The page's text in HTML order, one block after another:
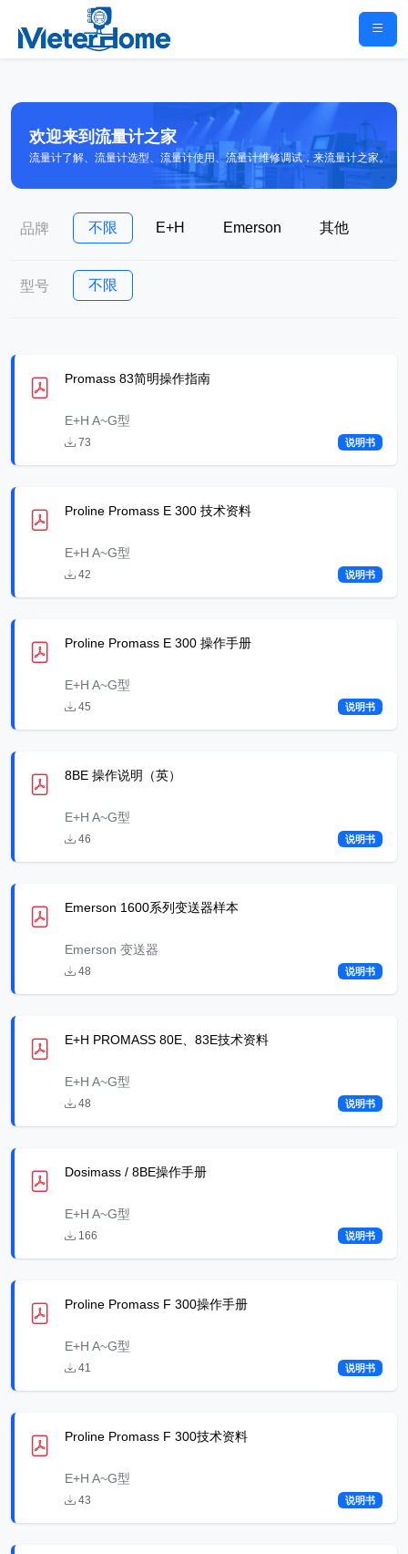
欢迎来到流量计之家
流量计了解、流量计选型、流量计使用、流量计维修调试，来流量计之家。
品牌 不限 E+H Emerson 其他
型号 不限
Promass 83简明操作指南
E+H A~G型
73 说明书
Proline Promass E 300 技术资料
E+H A~G型
42 说明书
Proline Promass E 300 操作手册
E+H A~G型
45 说明书
8BE 操作说明（英）
E+H A~G型
46 说明书
Emerson 1600系列变送器样本
Emerson 变送器
48 说明书
E+H PROMASS 80E、83E技术资料
E+H A~G型
48 说明书
Dosimass / 8BE操作手册
E+H A~G型
166 说明书
Proline Promass F 300操作手册
E+H A~G型
41 说明书
Proline Promass F 300技术资料
E+H A~G型
43 说明书